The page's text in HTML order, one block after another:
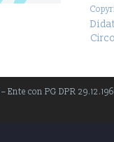
– Ente con PG DPR